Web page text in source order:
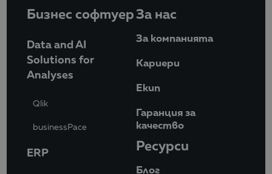
Бизнес софтуер
Data and AI
Solutions for
Analyses
Qlik
businessPace
ERP
За нас
За компанията
Кариери
Eкип
Гаранция за
качество
Ресурси
Блог